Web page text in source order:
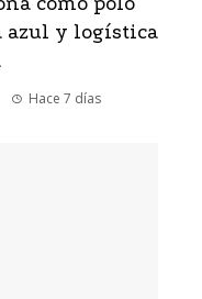
azul y logística
Hace 7 días